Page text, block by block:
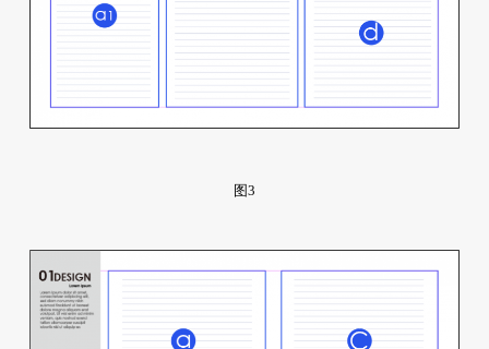
图3